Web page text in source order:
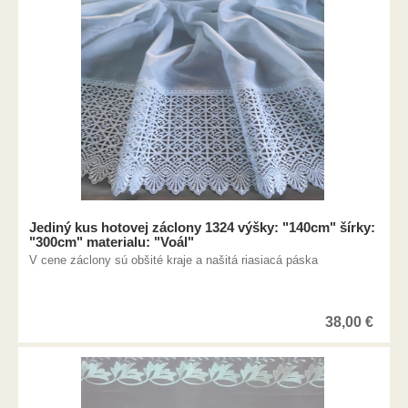
Jediný kus hotovej záclony 1324 výšky: "140cm" šírky:
"300cm" materialu: "Voál"
V cene záclony sú obšité kraje a našitá riasiacá páska
38,00 €